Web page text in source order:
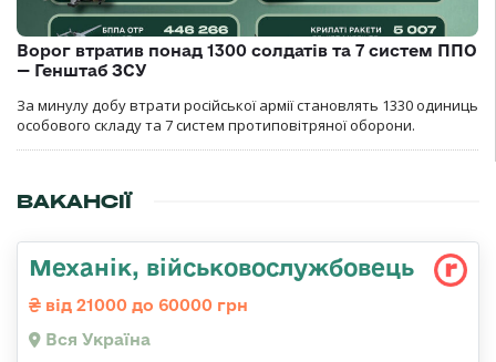
Ворог втратив понад 1300 солдатів та 7 систем ППО
— Генштаб ЗСУ
За минулу добу втрати російської армії становлять 1330 одиниць
особового складу та 7 систем протиповітряної оборони.
ВАКАНСІЇ
Механік, військовослужбовець
від 21000 до 60000 грн
Вся Україна